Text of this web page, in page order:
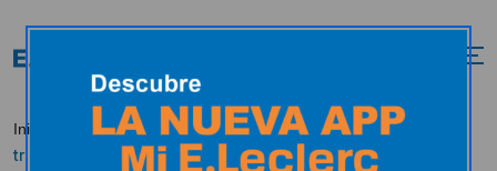
Inicio Tendencias Peques
Los juguetes con los que
triunfarás estas Navidades